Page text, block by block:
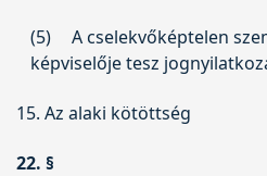
(5)
A cselekvőképtelen
képviselője tesz
15. Az alaki kötöttség
22. §